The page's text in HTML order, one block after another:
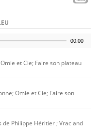
00:00
et Cie; Faire son plateau
Omie et Cie; Faire son
Philippe Héritier ; Vrac and